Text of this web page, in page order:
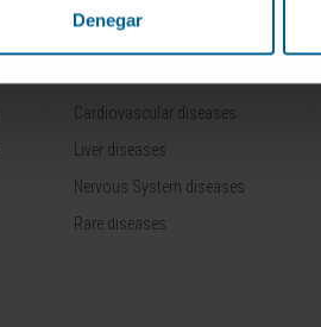
Denegar
DISEASES
Cardiovascular diseases
Liver diseases
Nervous System diseases
Rare diseases